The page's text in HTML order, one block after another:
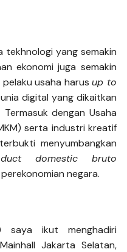
tekhnologi yang semakin
ekonomi juga semakin
pelaku usaha harusup to
digital yang dikaitkan
dengan Usaha
serta industri kreatif
menyumbangkan
domestic bruto
negara.
saya ikut menghadiri
Jakarta Selatan,